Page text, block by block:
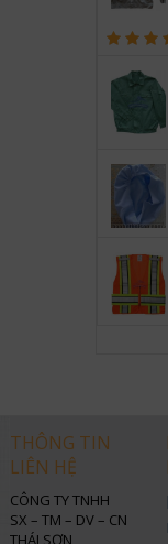
4.00out
of 5
THÔNG TIN
LIÊN HỆ
CÔNG TY TNHH
SX – TM – DV – CN
THÁI SƠN